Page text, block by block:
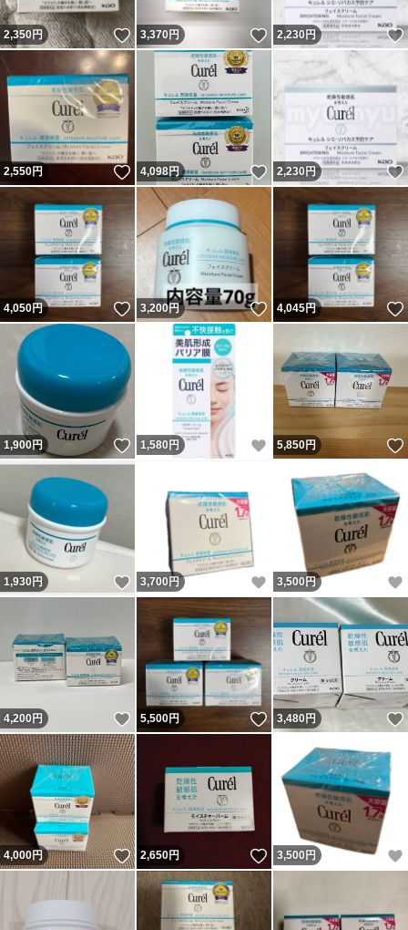
2,350円 いいね！
3,370円 いいね！
2,230円
2,550円 いいね！
4,098円 いいね！
2,230円
4,050円 いいね！
3,200円 いいね！
4,045円
1,900円 いいね！
1,580 円 いいね！
5,850円
1,930円 いいね！
3,700 円 いいね！
3,500 円
4,200円 いいね！
5,500円 いいね！
3,480円
4,000円 いいね！
2,650円 いいね！
3,500 円